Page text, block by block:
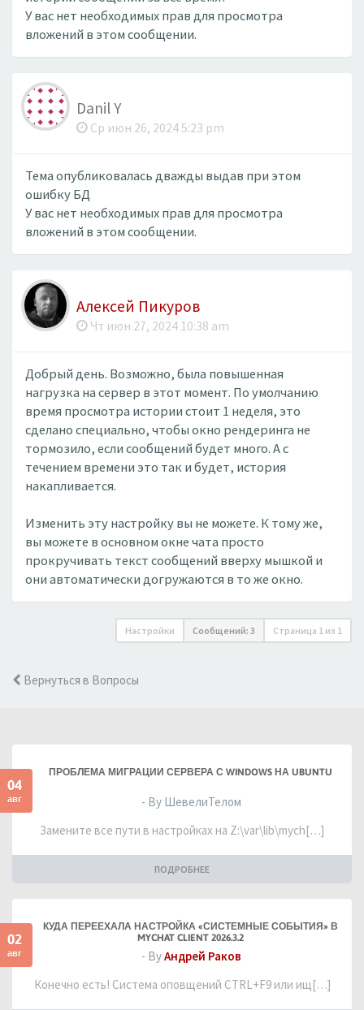
У вас нет необходимых прав для просмотра
вложений в этом сообщении.
Danil Y
Ср июн 26, 2024 5:23 pm
Тема опубликовалась дважды выдав при этом
ошибку БД
У вас нет необходимых прав для просмотра
вложений в этом сообщении.
Алексей Пикуров
Чт июн 27, 2024 10:38 am
Добрый день. Возможно, была повышенная
нагрузка на сервер в этот момент. По умолчанию
время просмотра истории стоит 1 неделя, это
сделано специально, чтобы окно рендеринга не
тормозило, если сообщений будет много. А с
течением времени это так и будет, история
накапливается.
Изменить эту настройку вы не можете. К тому же,
вы можете в основном окне чата просто
прокручивать текст сообщений вверху мышкой и
они автоматически догружаются в то же окно.
Настройки Сообщений: 3 Страница 1 из 1
Вернуться в Вопросы
04
авг
ПРОБЛЕМА МИГРАЦИИ СЕРВЕРА С WINDOWS НА UBUNTU
- By ШевелиТелом
Замените все пути в настройках на Z:\var\lib\mych[…]
ПОДРОБНЕЕ
02
авг
КУДА ПЕРЕЕХАЛА НАСТРОЙКА «СИСТЕМНЫЕ СОБЫТИЯ» В
MYCHAT CLIENT 2026.3.2
- ByАндрей Раков
Конечно есть! Система оповщений CTRL+F9 или ищ[…]